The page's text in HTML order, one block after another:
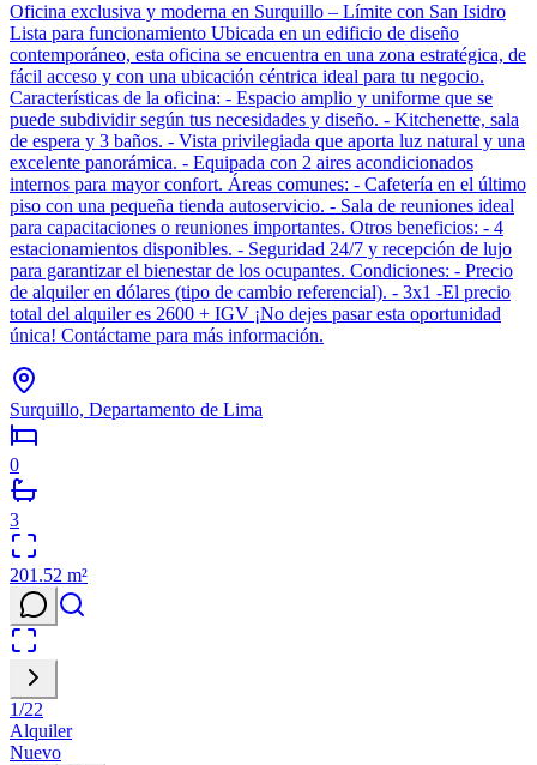
Oficina exclusiva y moderna en Surquillo – Límite con San Isidro
Lista para funcionamiento Ubicada en un edificio de diseño
contemporáneo, esta oficina se encuentra en una zona estratégica, de
fácil acceso y con una ubicación céntrica ideal para tu negocio.
Características de la oficina: - Espacio amplio y uniforme que se
puede subdividir según tus necesidades y diseño. - Kitchenette, sala
de espera y 3 baños. - Vista privilegiada que aporta luz natural y una
excelente panorámica. - Equipada con 2 aires acondicionados
internos para mayor confort. Áreas comunes: - Cafetería en el último
piso con una pequeña tienda autoservicio. - Sala de reuniones ideal
para capacitaciones o reuniones importantes. Otros beneficios: - 4
estacionamientos disponibles. - Seguridad 24/7 y recepción de lujo
para garantizar el bienestar de los ocupantes. Condiciones: - Precio
de alquiler en dólares (tipo de cambio referencial). - 3x1 -El precio
total del alquiler es 2600 + IGV ¡No dejes pasar esta oportunidad
única! Contáctame para más información.
Surquillo, Departamento de Lima
0
3
201.52 m²
1/22
Alquiler
Nuevo